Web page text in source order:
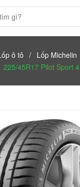
ô tô / Lốp Michelin
225/45R17 Pilot Sport 4